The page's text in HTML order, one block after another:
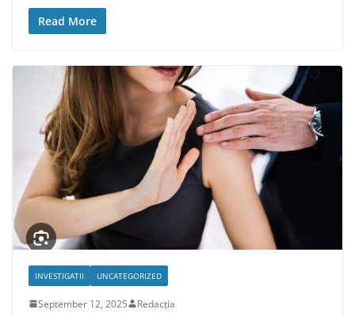
Read More
INVESTIGATII UNCATEGORIZED
September 12, 2025 Redacția